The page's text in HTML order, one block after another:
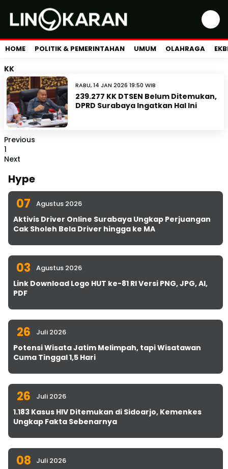
HOME POLITIK & PEMERINTAHAN UMUM OLAHRAGA
KK
RABU, 14 JAN 2026 19:50 WIB
239.277 KK DTSEN Belum Ditemukan,
DPRD Surabaya Ingatkan Hal Ini
Previous
1
Next
Hype
07 Agustus 2026
Aktivis Driver Online Surabaya Ungkap Perjuangan
Cak Sholeh Bela Driver hingga ke MA
03 Agustus 2026
Link Download Logo HUT ke-81 RI Versi PNG, JPG, AI,
PDF
26 Juli 2026
Potensi Wisata Jatim Melimpah, tapi Wisatawan
Cuma Tinggal 1,5 Hari
26 Juli 2026
1.183 Kasus HIV Ditemukan di Sidoarjo, Kemenkes
Ungkap Fakta Sebenarnya
08 Juli 2026